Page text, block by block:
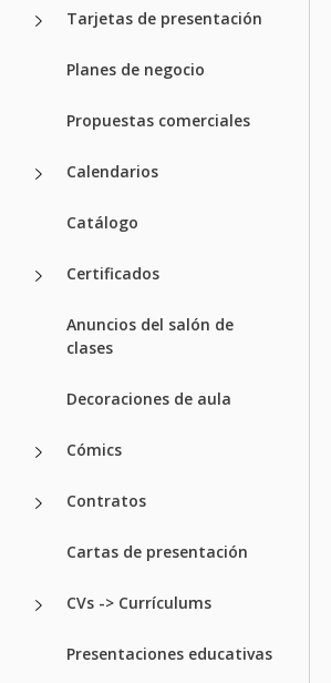
Tarjetas de presentación
Planes de negocio
Propuestas comerciales
Calendarios
Catálogo
Certificados
Anuncios del salón de
clases
Decoraciones de aula
Cómics
Contratos
Cartas de presentación
CVs -> Currículums
Presentaciones educativas